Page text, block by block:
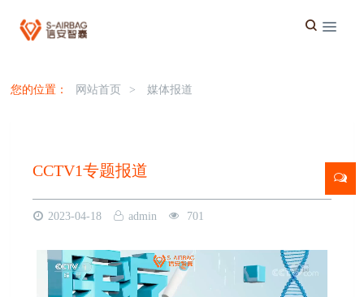
您的位置： 网站首页 > 媒体报道
CCTV1专题报道
2023-04-18 admin 701